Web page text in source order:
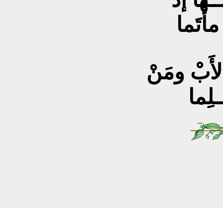
ومَنْ